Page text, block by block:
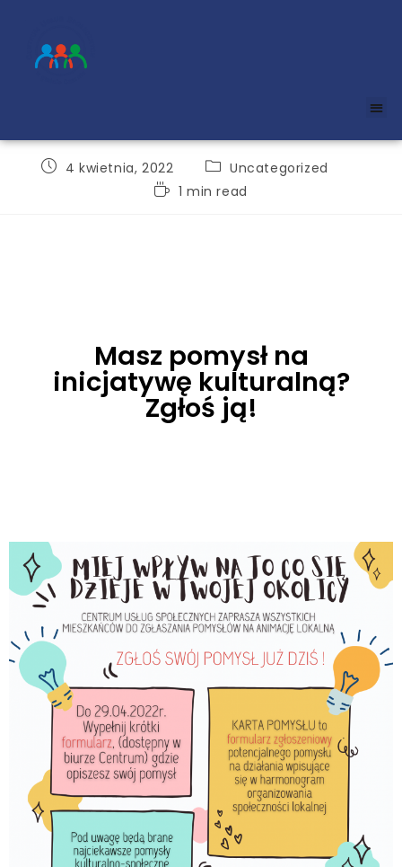
4 kwietnia, 2022
Uncategorized
1 min read
Masz pomysł na
inicjatywę kulturalną?
Zgłoś ją!